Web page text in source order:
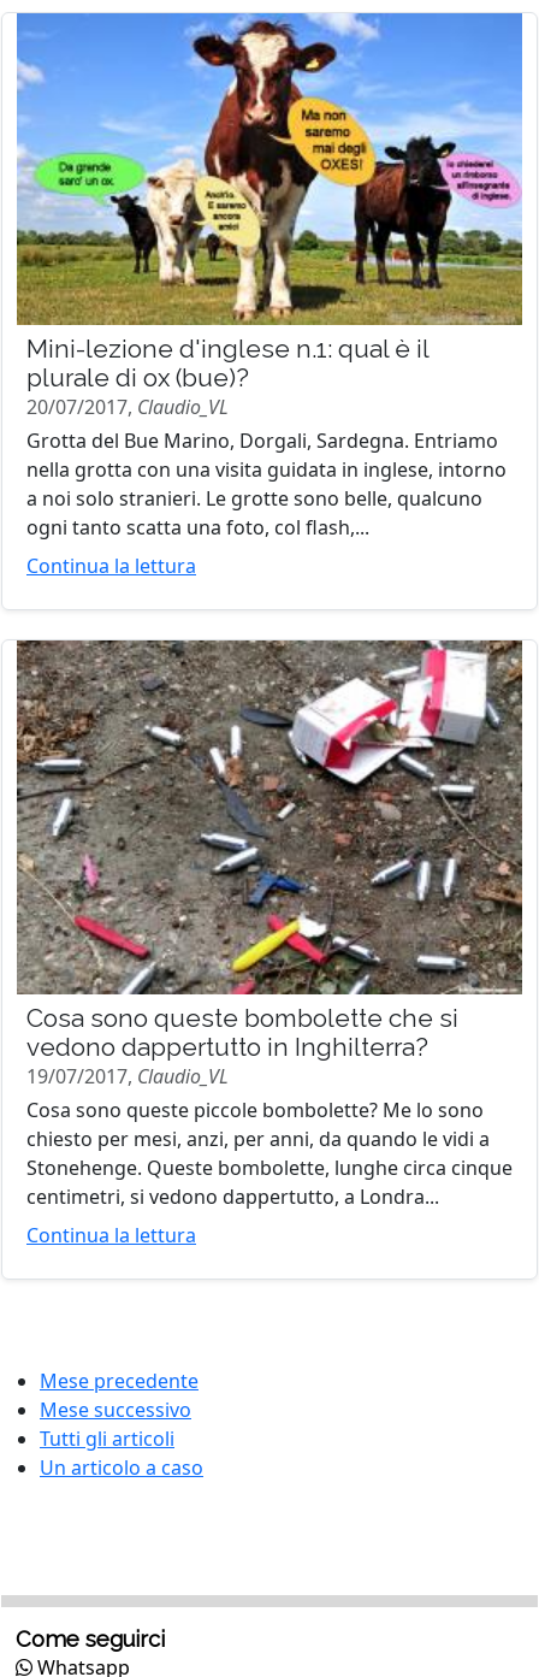
Mini-lezione d'inglese n.1: qual è il
plurale di ox (bue)?
20/07/2017, Claudio_VL
Grotta del Bue Marino, Dorgali, Sardegna. Entriamo
nella grotta con una visita guidata in inglese, intorno
a noi solo stranieri. Le grotte sono belle, qualcuno
ogni tanto scatta una foto, col flash,...
Continua la lettura
Cosa sono queste bombolette che si
vedono dappertutto in Inghilterra?
19/07/2017, Claudio_VL
Cosa sono queste piccole bombolette? Me lo sono
chiesto per mesi, anzi, per anni, da quando le vidi a
Stonehenge. Queste bombolette, lunghe circa cinque
centimetri, si vedono dappertutto, a Londra...
Continua la lettura
Mese precedente
Mese successivo
Tutti gli articoli
Un articolo a caso
Come seguirci
Whatsapp